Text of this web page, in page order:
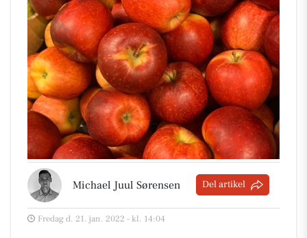
Michael Juul Sørensen Del artikel
Fredag d. 21. jan. 2022 - kl. 14:04